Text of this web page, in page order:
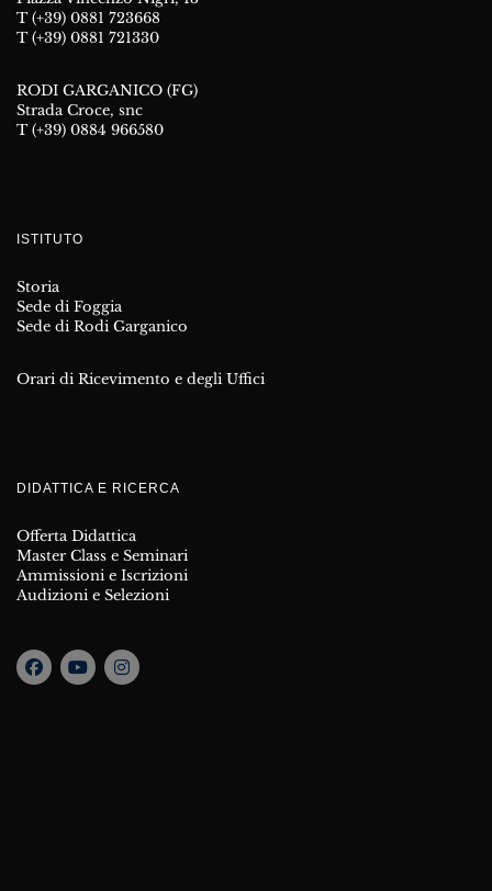
T (+39) 0881 723668
T (+39) 0881 721330
RODI GARGANICO (FG)
Strada Croce, snc
T (+39) 0884 966580
ISTITUTO
Storia
Sede di Foggia
Sede di Rodi Garganico
Orari di Ricevimento e degli Uffici
DIDATTICA E RICERCA
Offerta Didattica
Master Class e Seminari
Ammissioni e Iscrizioni
Audizioni e Selezioni